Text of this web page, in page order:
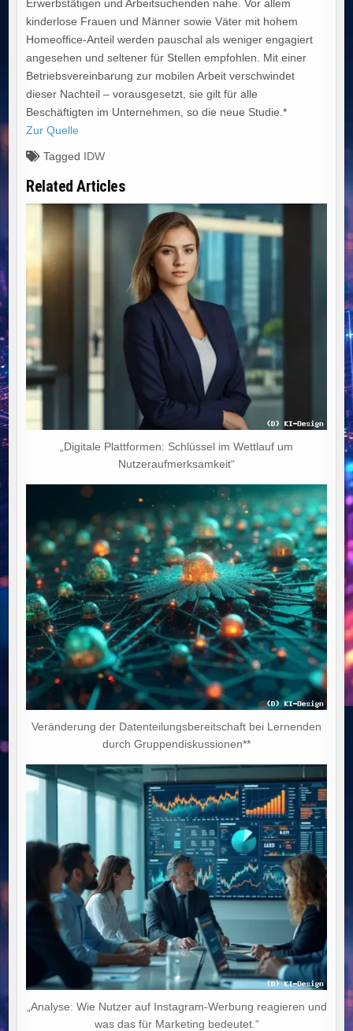
Erwerbstätigen und Arbeitsuchenden nahe. Vor allem
kinderlose Frauen und Männer sowie Väter mit hohem
Homeoffice-Anteil werden pauschal als weniger engagiert
angesehen und seltener für Stellen empfohlen. Mit einer
Betriebsvereinbarung zur mobilen Arbeit verschwindet
dieser Nachteil – vorausgesetzt, sie gilt für alle
Beschäftigten im Unternehmen, so die neue Studie.*
Zur Quelle
Tagged IDW
Related Articles
„Digitale Plattformen: Schlüssel im Wettlauf um
Nutzeraufmerksamkeit“
Veränderung der Datenteilungsbereitschaft bei Lernenden
durch Gruppendiskussionen**
„Analyse: Wie Nutzer auf Instagram-Werbung reagieren und
was das für Marketing bedeutet.“